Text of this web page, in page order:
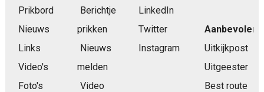
Prikbord
Nieuws
Links
Video's
Foto's
Berichtje
prikken
Nieuws
melden
Video
LinkedIn
Twitter
Instagram
Aanbevolen
Uitkijkpost
Uitgeester
Best route